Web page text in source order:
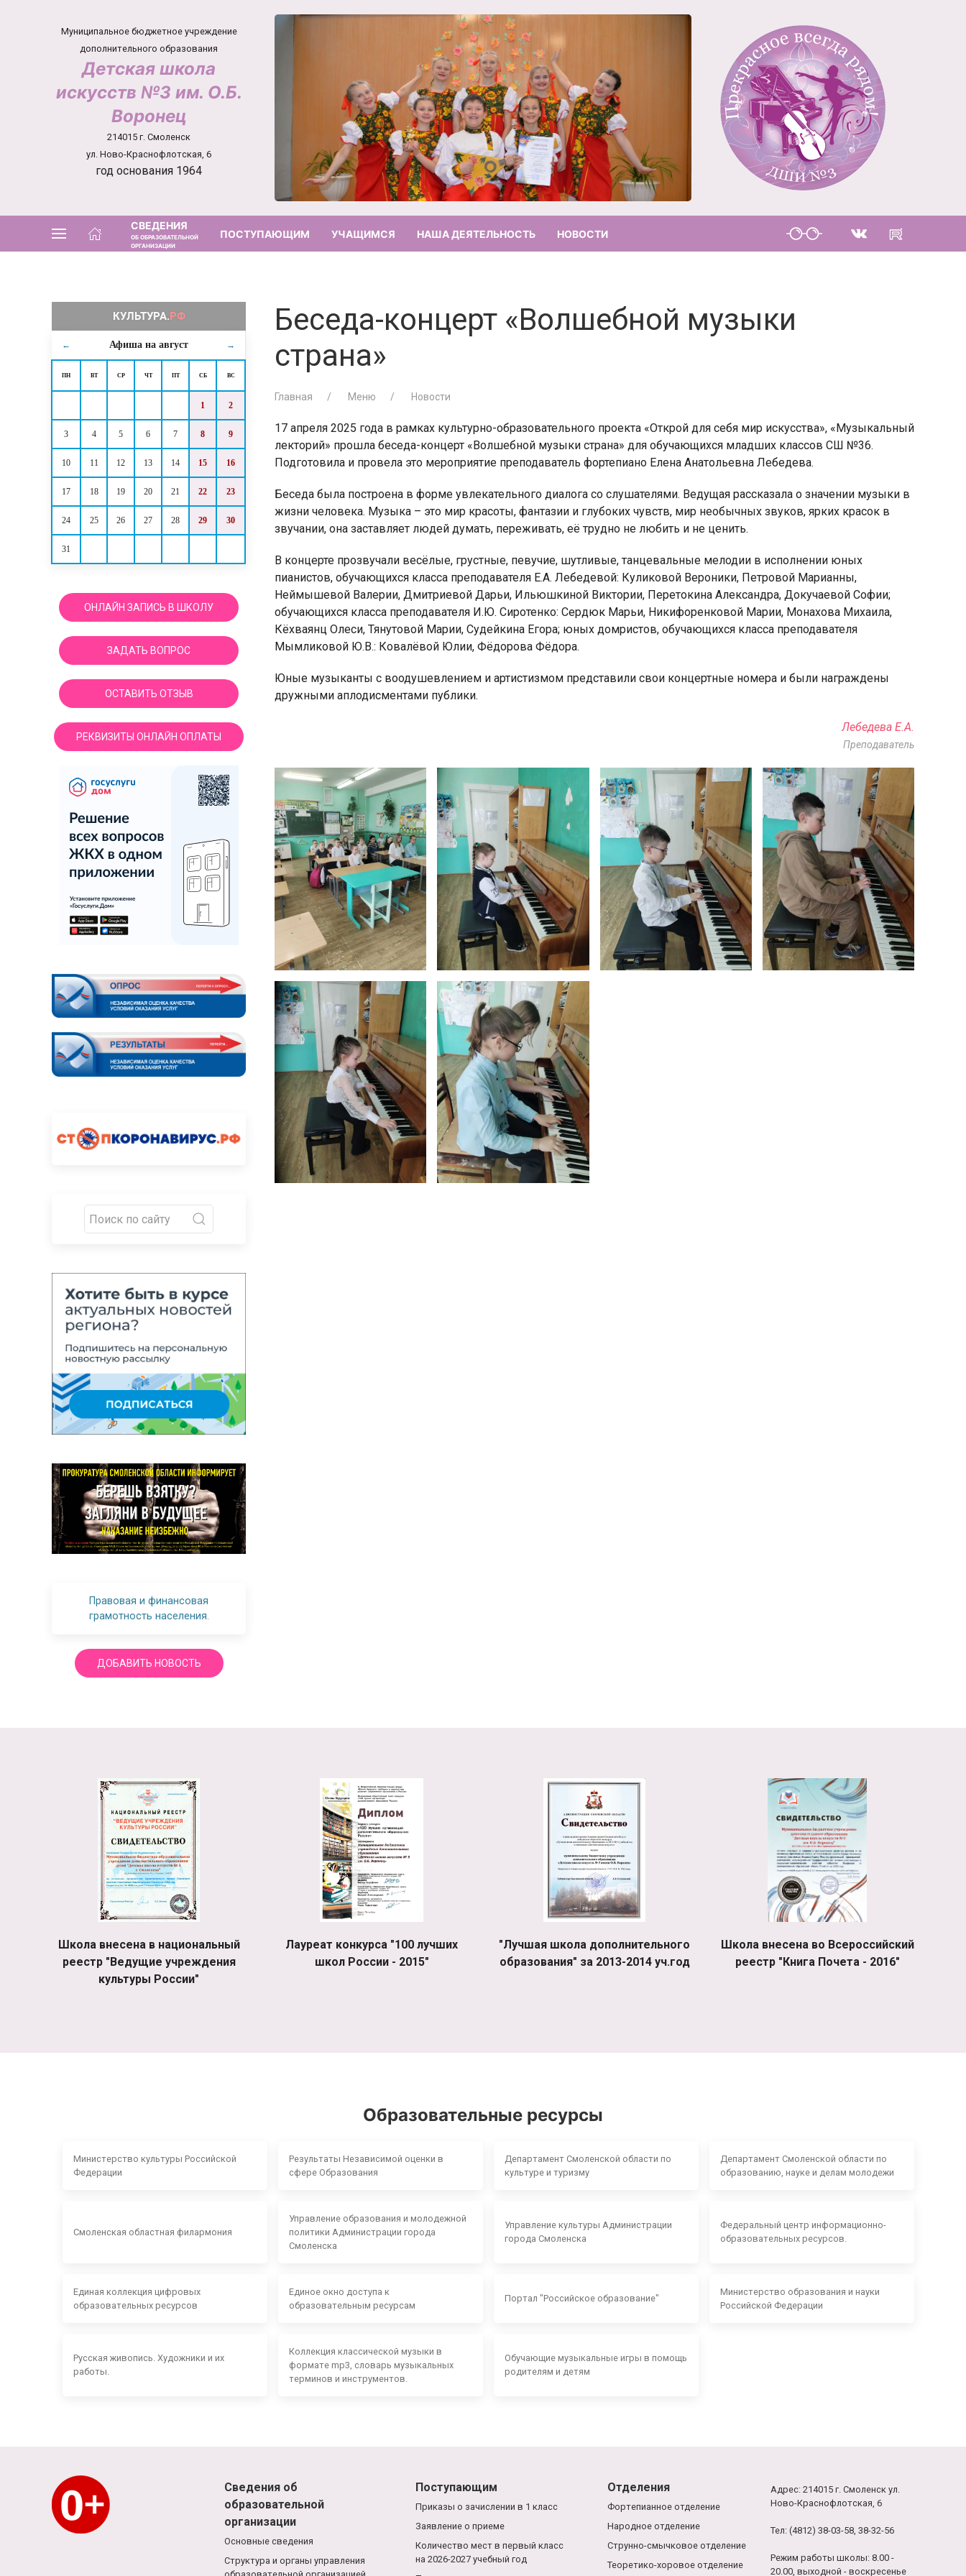
Муниципальное бюджетное учреждение
дополнительного образования
Детская школа
искусств №3 им. О.Б.
Воронец
214015 г. Смоленск
ул. Ново-Краснофлотская, 6
год основания 1964
СВЕДЕНИЯ
ОБ ОБРАЗОВАТЕЛЬНОЙ
ОРГАНИЗАЦИИ
ПОСТУПАЮЩИМ УЧАЩИМСЯ НАША ДЕЯТЕЛЬНОСТЬ НОВОСТИ
← Афиша на август →
ПН ВТ СР ЧТ ПТ СБ ВС
1 2
3 4 5 6 7 8 9
10 11 12 13 14 15 16
17 18 19 20 21 22 23
24 25 26 27 28 29 30
31
ОНЛАЙН ЗАПИСЬ В ШКОЛУ
ЗАДАТЬ ВОПРОС
ОСТАВИТЬ ОТЗЫВ
РЕКВИЗИТЫ ОНЛАЙН ОПЛАТЫ
Правовая и финансовая
грамотность населения.
ДОБАВИТЬ НОВОСТЬ
Беседа-концерт «Волшебной музыки
страна»
Главная Меню Новости
17 апреля 2025 года в рамках культурно-образовательного проекта «Открой для себя мир искусства», «Музыкальный
лекторий» прошла беседа-концерт «Волшебной музыки страна» для обучающихся младших классов СШ №36.
Подготовила и провела это мероприятие преподаватель фортепиано Елена Анатольевна Лебедева.
Беседа была построена в форме увлекательного диалога со слушателями. Ведущая рассказала о значении музыки в
жизни человека. Музыка – это мир красоты, фантазии и глубоких чувств, мир необычных звуков, ярких красок в
звучании, она заставляет людей думать, переживать, её трудно не любить и не ценить.
В концерте прозвучали весёлые, грустные, певучие, шутливые, танцевальные мелодии в исполнении юных
пианистов, обучающихся класса преподавателя Е.А. Лебедевой: Куликовой Вероники, Петровой Марианны,
Неймышевой Валерии, Дмитриевой Дарьи, Ильюшкиной Виктории, Перетокина Александра, Докучаевой Софии;
обучающихся класса преподавателя И.Ю. Сиротенко: Сердюк Марьи, Никифоренковой Марии, Монахова Михаила,
Кёхваянц Олеси, Тянутовой Марии, Судейкина Егора; юных домристов, обучающихся класса преподавателя
Мымликовой Ю.В.: Ковалёвой Юлии, Фёдорова Фёдора.
Юные музыканты с воодушевлением и артистизмом представили свои концертные номера и были награждены
дружными аплодисментами публики.
Лебедева Е.А.
Преподаватель
Школа внесена в национальный
реестр "Ведущие учреждения
культуры России"
Лауреат конкурса "100 лучших
школ России - 2015"
"Лучшая школа дополнительного
образования" за 2013-2014 уч.год
Школа внесена во Всероссийский
реестр "Книга Почета - 2016"
Образовательные ресурсы
Министерство культуры Российской
Федерации
Результаты Независимой оценки в
сфере Образования
Департамент Смоленской области по
культуре и туризму
Департамент Смоленской области по
образованию, науке и делам молодежи
Смоленская областная филармония
Управление образования и молодежной
политики Администрации города
Смоленска
Управление культуры Администрации
города Смоленска
Федеральный центр информационно-
образовательных ресурсов.
Единая коллекция цифровых
образовательных ресурсов
Единое окно доступа к
образовательным ресурсам
Портал "Российское образование"
Министерство образования и науки
Российской Федерации
Русская живопись. Художники и их
работы.
Коллекция классической музыки в
формате mp3, словарь музыкальных
терминов и инструментов.
Обучающие музыкальные игры в помощь
родителям и детям
Сведения об
образовательной
организации
Основные сведения
Структура и органы управления
Поступающим
Приказы о зачислении в 1 класс
Заявление о приеме
Количество мест в первый класс
на 2026-2027 учебный год
Отделения
Фортепианное отделение
Народное отделение
Струнно-смычковое отделение
Теоретико-хоровое отделение
Адрес: 214015 г. Смоленск ул.
Ново-Краснофлотская, 6
Тел: (4812) 38-03-58, 38-32-56
Режим работы школы: 8.00 -
20.00, выходной - воскресенье